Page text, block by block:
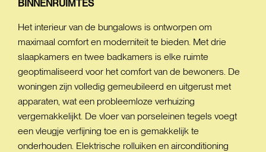
BINNENRUIMTES
Het interieur van de bungalows is ontworpen om
maximaal comfort en moderniteit te bieden. Met drie
slaapkamers en twee badkamers is elke ruimte
geoptimaliseerd voor het comfort van de bewoners. De
woningen zijn volledig gemeubileerd en uitgerust met
apparaten, wat een probleemloze verhuizing
vergemakkelijkt. De vloer van porseleinen tegels voegt
een vleugje verfijning toe en is gemakkelijk te
onderhouden. Elektrische rolluiken en airconditioning